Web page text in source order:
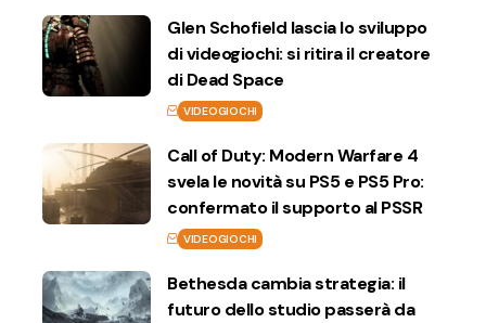
Glen Schofield lascia lo sviluppo
di videogiochi: si ritira il creatore
di Dead Space
VIDEOGIOCHI
Call of Duty: Modern Warfare 4
svela le novità su PS5 e PS5 Pro:
confermato il supporto al PSSR
VIDEOGIOCHI
Bethesda cambia strategia: il
futuro dello studio passerà da